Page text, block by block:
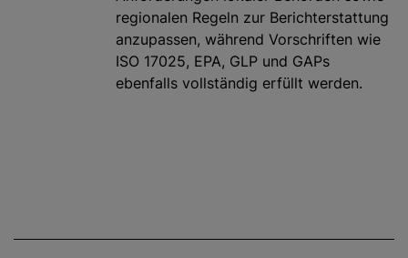
regionalen Regeln zur Berichterstattung
anzupassen, während Vorschriften wie
ISO 17025, EPA, GLP und GAPs
ebenfalls vollständig erfüllt werden.